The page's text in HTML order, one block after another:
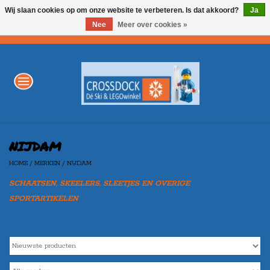
WINTERSPORT
LEGO
AKTIE
NIJDAM
HOME / MERKEN / NIJDAM
SCHAATSEN, SKEELERS, SLEETJES EN OVERIGE
SPORTARTIKELEN
Wij slaan cookies op om onze website te verbeteren. Is dat akkoord?
Ja
Nee
Meer over cookies »